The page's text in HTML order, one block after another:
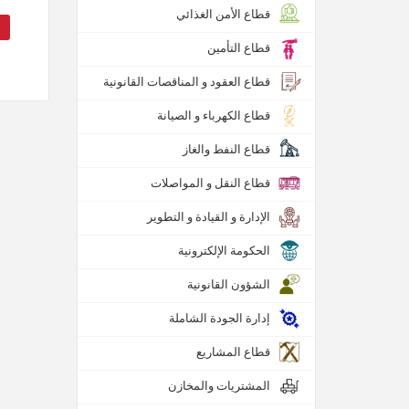
قطاع الأمن الغذائي
قطاع التأمين
قطاع العقود و المناقصات القانونية
قطاع الكهرباء و الصيانة
قطاع النفط والغاز
قطاع النقل و المواصلات
الإدارة و القيادة و التطوير
الحكومة الإلكترونية
الشؤون القانونية
إدارة الجودة الشاملة
قطاع المشاريع
المشتريات والمخازن